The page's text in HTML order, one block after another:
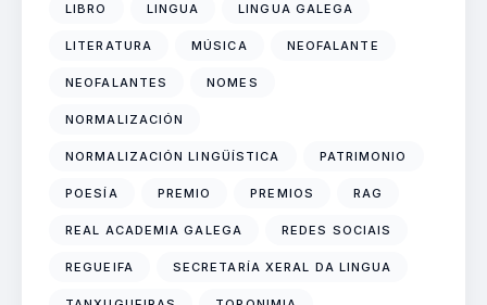
LIBRO LINGUA LINGUA GALEGA
LITERATURA MÚSICA NEOFALANTE
NEOFALANTES NOMES
NORMALIZACIÓN
NORMALIZACIÓN LINGÜÍSTICA PATRIMONIO
POESÍA PREMIO PREMIOS RAG
REAL ACADEMIA GALEGA REDES SOCIAIS
REGUEIFA SECRETARÍA XERAL DA LINGUA